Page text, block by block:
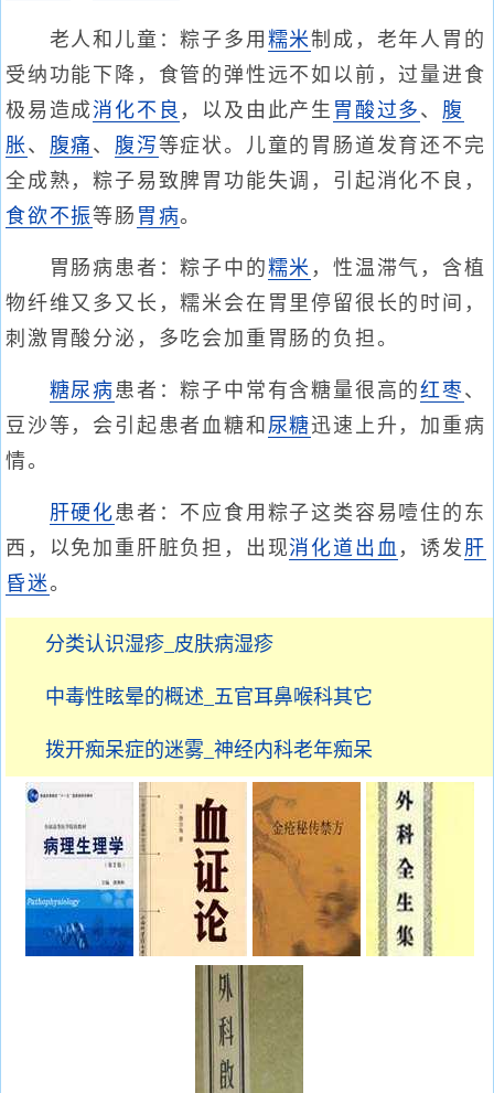
老人和儿童：粽子多用 糯米制成，老年人胃的
受纳功能下降，食管的弹性远不如以前，过量进食
极易造成消化不良 ，以及由此产生 胃酸过多 、 腹
胀 、 腹痛 、 腹泻等症状。儿童的胃肠道发育还不完
全成熟，粽子易致脾胃功能失调，引起消化不良，
食欲不振等肠 胃病。
胃肠病患者：粽子中的糯米 ，性温滞气，含植
物纤维又多又长，糯米会在胃里停留很长的时间，
刺激胃酸分泌，多吃会加重胃肠的负担。
糖尿病患者：粽子中常有含糖量很高的红枣、
豆沙等，会引起患者血糖和 尿糖迅速上升，加重病
情。
肝硬化患者：不应食用粽子这类容易噎住的东
西，以免加重肝脏负担，出现消化道出血 ，诱发 肝
昏迷。
分类认识湿疹_皮肤病湿疹
中毒性眩晕的概述_五官耳鼻喉科其它
拨开痴呆症的迷雾_神经内科老年痴呆